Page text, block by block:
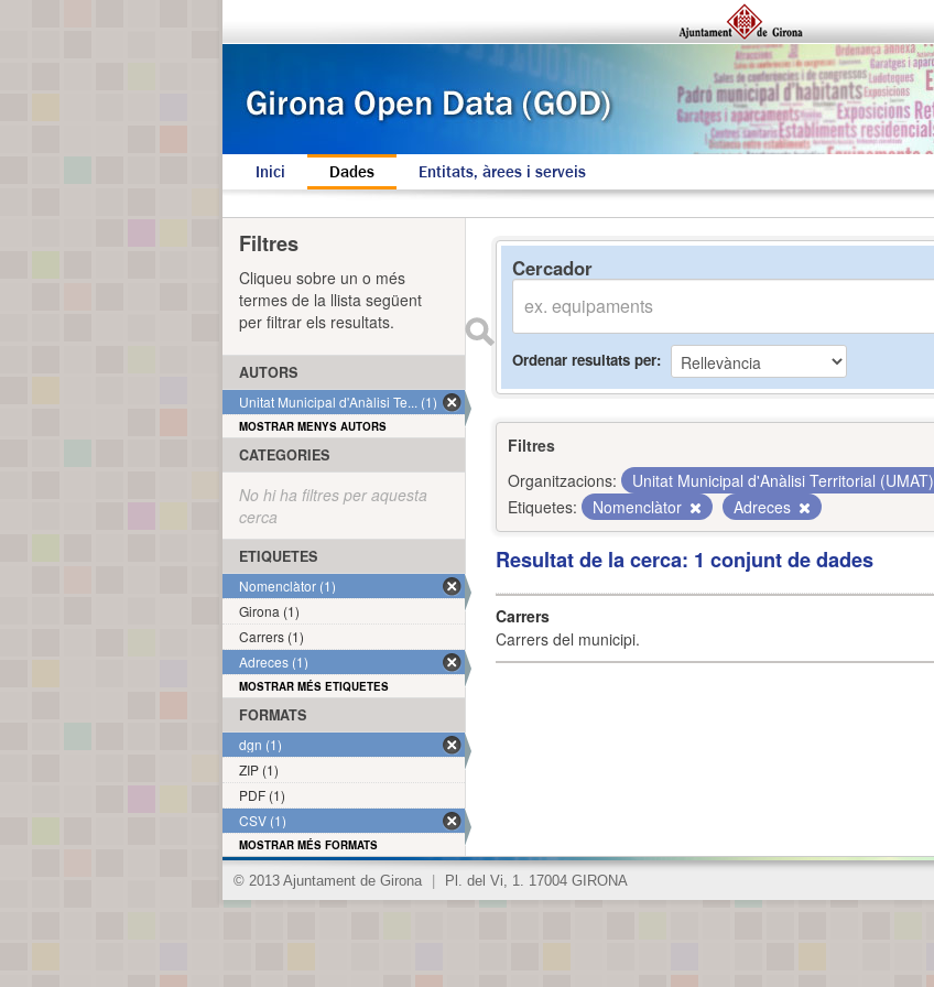
Inici Dades Entitats, àrees i serveis
Cercador
Ordenar resultats per
Filtres
Organitzacions:
Unitat Municipal d'Anàlisi Territorial (UMAT)
Etiquetes:
Nomenclàtor Adreces
Resultat de la cerca: 1 conjunt de dades
Carrers
Carrers del municipi.
Filtres
Cliqueu sobre un o més
termes de la llista següent
per filtrar els resultats.
AUTORS
Unitat Municipal d'Anàlisi Te... (1)
MOSTRAR MENYS AUTORS
CATEGORIES
No hi ha filtres per aquesta
cerca
ETIQUETES
Nomenclàtor (1)
Girona (1)
Carrers (1)
Adreces (1)
MOSTRAR MÉS ETIQUETES
FORMATS
dgn (1)
ZIP (1)
PDF (1)
CSV (1)
MOSTRAR MÉS FORMATS
© 2013 Ajuntament de Girona Pl. del Vi, 1. 17004 GIRONA